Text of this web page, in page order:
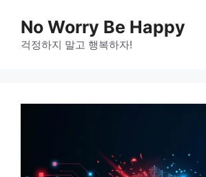
content
No Worry Be Happy
걱정하지 말고 행복하자!